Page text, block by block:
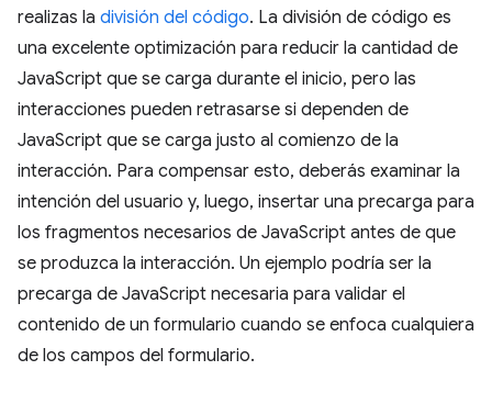
realizas la división del código. La división de código es
una excelente optimización para reducir la cantidad de
JavaScript que se carga durante el inicio, pero las
interacciones pueden retrasarse si dependen de
JavaScript que se carga justo al comienzo de la
interacción. Para compensar esto, deberás examinar la
intención del usuario y, luego, insertar una precarga para
los fragmentos necesarios de JavaScript antes de que
se produzca la interacción. Un ejemplo podría ser la
precarga de JavaScript necesaria para validar el
contenido de un formulario cuando se enfoca cualquiera
de los campos del formulario.